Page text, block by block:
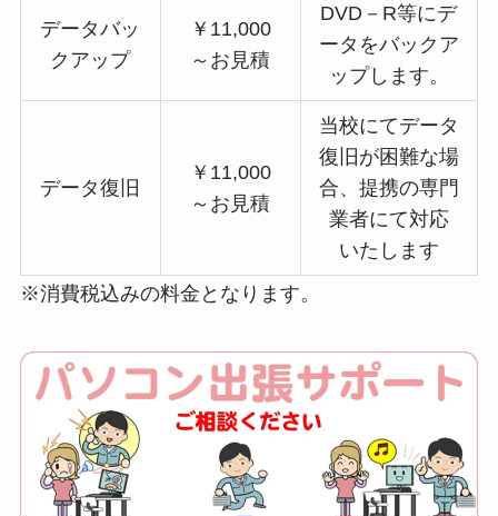
データバッ
クアップ
￥11,000
～お見積
DVD－R等にデ
ータをバックア
ップします。
データ復旧
￥11,000
～お見積
当校にてデータ
復旧が困難な場
合、提携の専門
業者にて対応
いたします
※消費税込みの料金となります。